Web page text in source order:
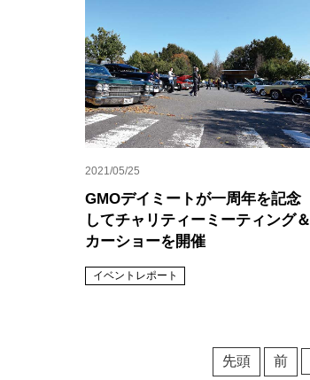
2021/05/25
GMOデイミートが一周年を記念
してチャリティーミーティング＆
カーショーを開催
イベントレポート
先頭 前